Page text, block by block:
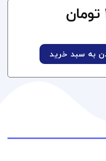
تومان
عدد
به سبد خرید